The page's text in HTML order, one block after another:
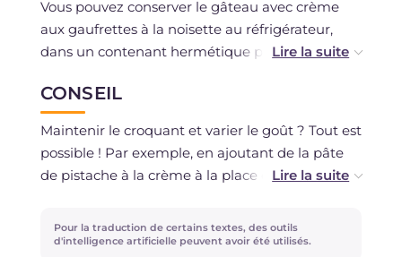
Vous pouvez conserver le gâteau avec crème
aux gaufrettes à la noisette au réfrigérateur,
dans un contenant hermétique pendant 2-3
CONSEIL
Maintenir le croquant et varier le goût ? Tout est
possible ! Par exemple, en ajoutant de la pâte
de pistache à la crème à la place de celle de
Pour la traduction de certains textes, des outils
d'intelligence artificielle peuvent avoir été utilisés.